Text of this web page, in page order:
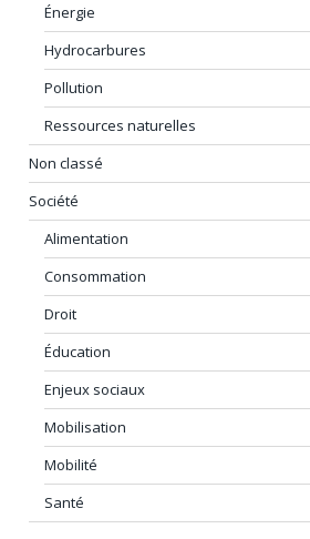
Énergie
Hydrocarbures
Pollution
Ressources naturelles
Non classé
Société
Alimentation
Consommation
Droit
Éducation
Enjeux sociaux
Mobilisation
Mobilité
Santé